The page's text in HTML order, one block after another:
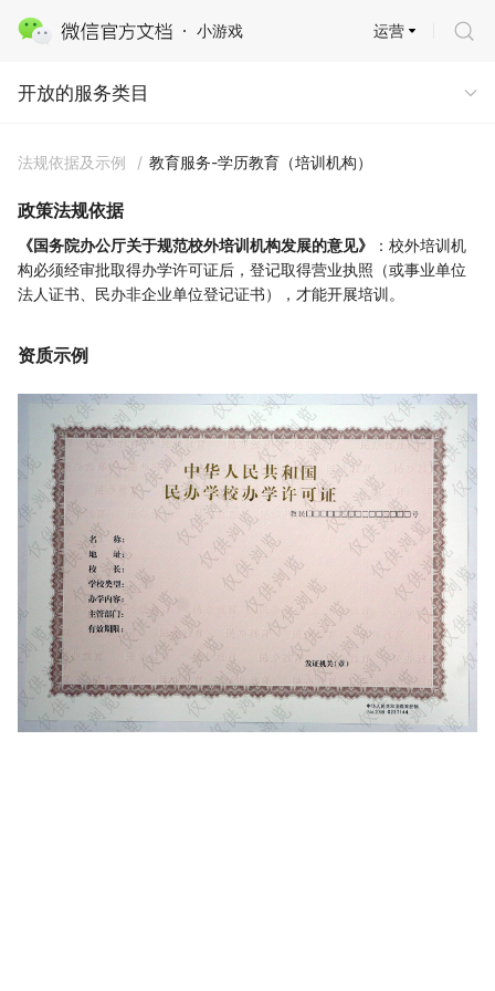
小游戏
开放的服务类目
运营
开放的服务类目
法规依据及示例 / 教育服务-学历教育（培训机构）
政策法规依据
《国务院办公厅关于规范校外培训机构发展的意见》
：校外培训机
构必须经审批取得办学许可证后，登记取得营业执照（或事业单位
法人证书、民办非企业单位登记证书），才能开展培训。
资质示例